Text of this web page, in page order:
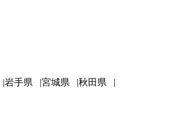
岩手県 宮城県
秋田県